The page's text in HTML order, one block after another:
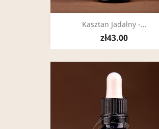
Kasztan Jadalny -...
zł43.00